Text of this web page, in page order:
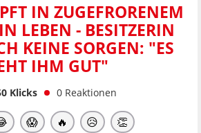
IN ZUGEFRORENEM
LEBEN - BESITZERIN
KEINE SORGEN: "ES
IHM GUT"
Klicks 0 Reaktionen
😱 🔥 😥 👏